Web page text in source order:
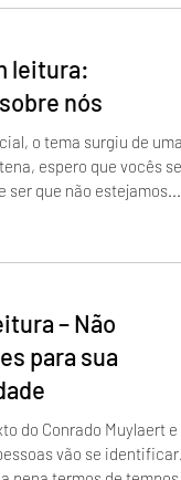
leitura:
nós
o tema surgiu de uma
espero que vocês se
que não estejamos...
– Não
para sua
do Conrado Muylaert e